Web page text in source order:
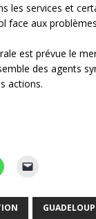
les services et
face aux
est prévue le
des agents
actions.